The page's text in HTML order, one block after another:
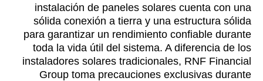
instalación de paneles solares cuenta con una
sólida conexión a tierra y una estructura sólida
para garantizar un rendimiento confiable durante
toda la vida útil del sistema. A diferencia de los
instaladores solares tradicionales, RNF Financial
Group toma precauciones exclusivas durante